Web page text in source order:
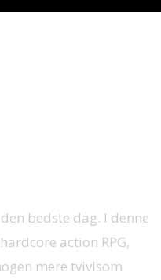
bedste dag. I denne
action RPG,
mere tvivlsom